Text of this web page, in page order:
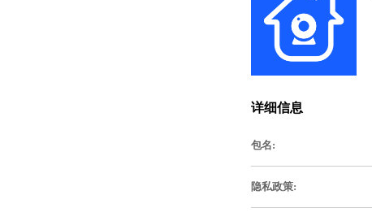
详细信息
包名:
隐私政策: